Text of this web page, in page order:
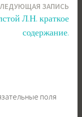
ЗАПИСЬ
Л.Н. краткое
содержание.
поля